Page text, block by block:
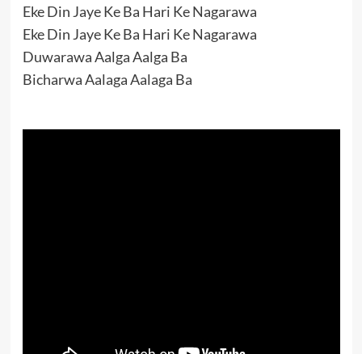
Eke Din Jaye Ke Ba Hari Ke Nagarawa
Eke Din Jaye Ke Ba Hari Ke Nagarawa
Duwarawa Aalga Aalga Ba
Bicharwa Aalaga Aalaga Ba